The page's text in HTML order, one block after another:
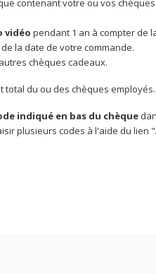
contenant votre ou vos
vidéo pendant 1 an à compter de
la date de votre commande.
chèques cadeaux.
total du ou des chèques employés.
indiqué en bas du chèque
plusieurs codes à l'aide du